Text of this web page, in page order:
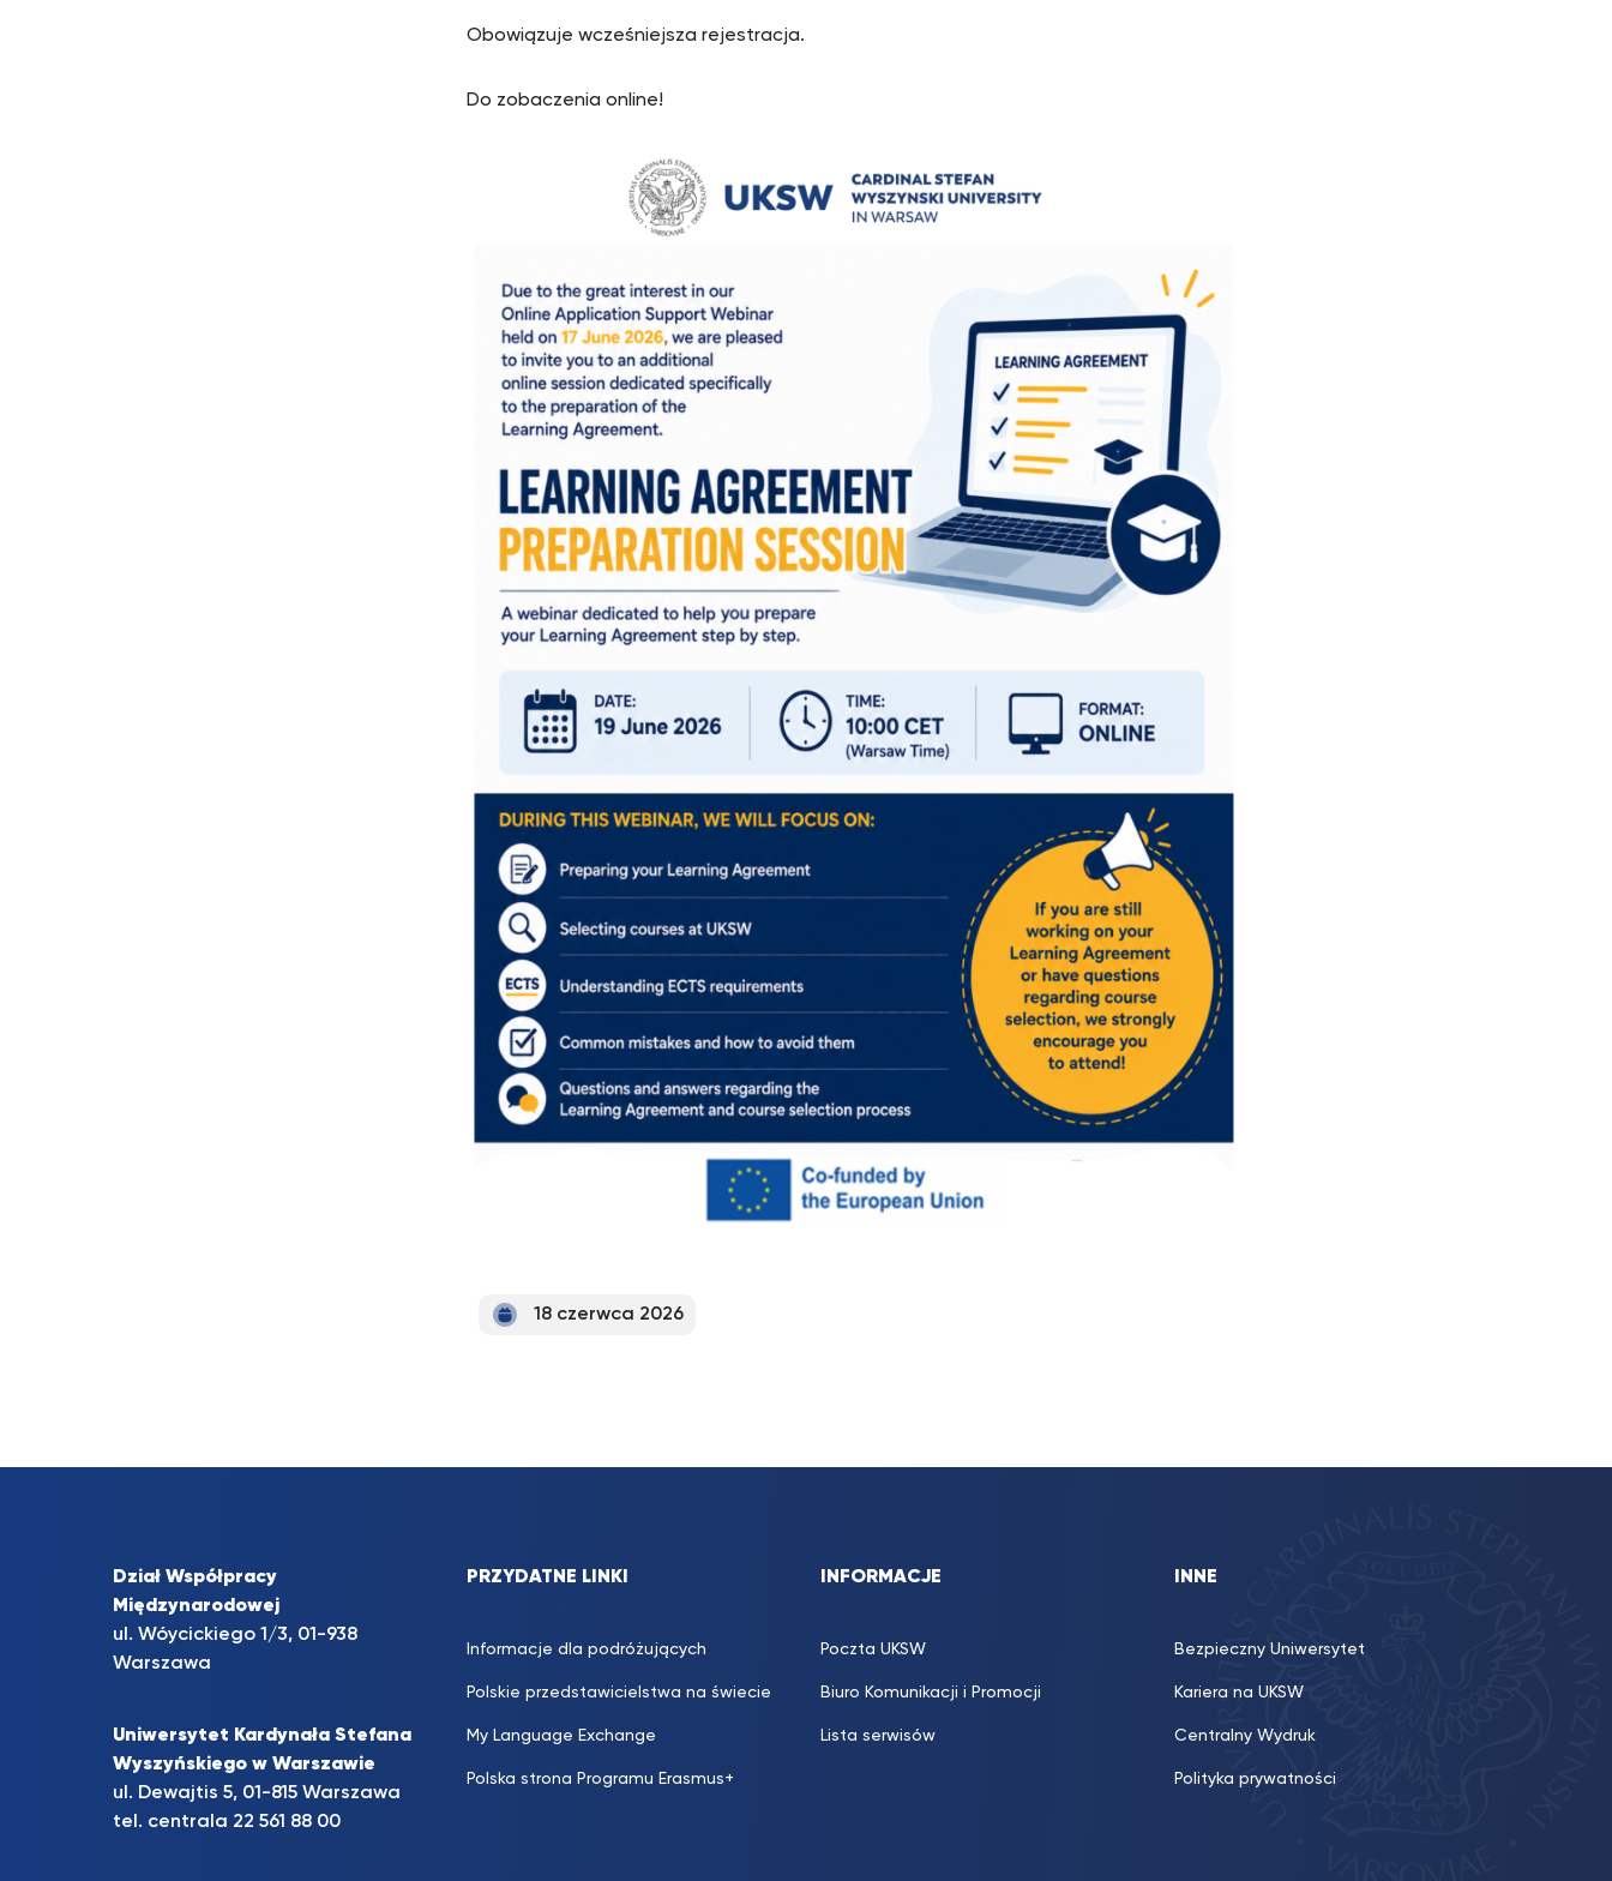
Obowiązuje wcześniejsza rejestracja.
Do zobaczenia online!
18 czerwca 2026
Dział Współpracy
Międzynarodowej
ul. Wóycickiego 1/3, 01-938
Warszawa
Uniwersytet Kardynała Stefana
Wyszyńskiego w Warszawie
ul. Dewajtis 5, 01-815 Warszawa
tel. centrala 22 561 88 00
PRZYDATNE LINKI
Informacje dla podróżujących
Polskie przedstawicielstwa na świecie
My Language Exchange
Polska strona Programu Erasmus+
INFORMACJE
Poczta UKSW
Biuro Komunikacji i Promocji
Lista serwisów
INNE
Bezpieczny Uniwersytet
Kariera na UKSW
Centralny Wydruk
Polityka prywatności